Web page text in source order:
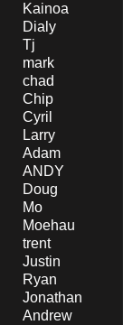
Kainoa
Dialy
Tj
mark
chad
Chip
Cyril
Larry
Adam
ANDY
Doug
Mo
Moehau
trent
Justin
Ryan
Jonathan
Andrew